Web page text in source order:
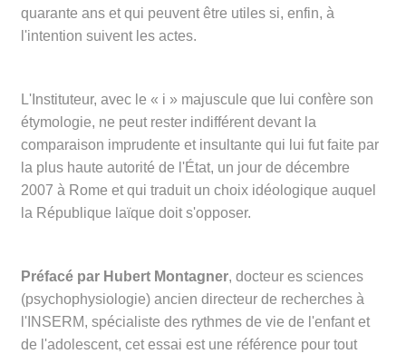
quarante ans et qui peuvent être utiles si, enfin, à
l'intention suivent les actes.
L'Instituteur, avec le « i » majuscule que lui confère son
étymologie, ne peut rester indifférent devant la
comparaison imprudente et insultante qui lui fut faite par
la plus haute autorité de l'État, un jour de décembre
2007 à Rome et qui traduit un choix idéologique auquel
la République laïque doit s'opposer.
Préfacé par Hubert Montagner, docteur es sciences
(psychophysiologie) ancien directeur de recherches à
l'INSERM, spécialiste des rythmes de vie de l'enfant et
de l'adolescent, cet essai est une référence pour tout